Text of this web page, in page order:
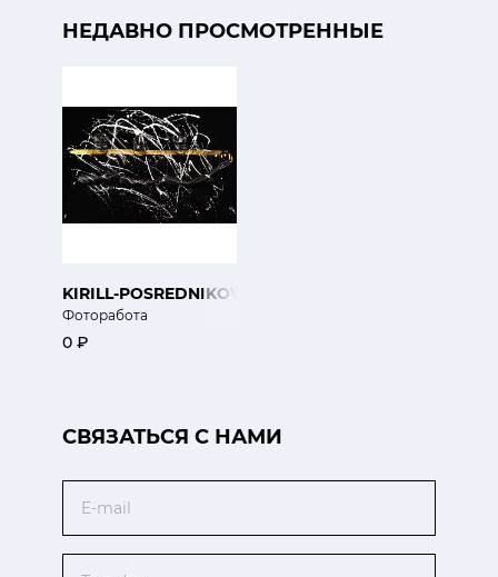
НЕДАВНО ПРОСМОТРЕННЫЕ
KIRILL-POSREDNIKOV
Фоторабота
0 ₽
CВЯЗАТЬСЯ С НАМИ